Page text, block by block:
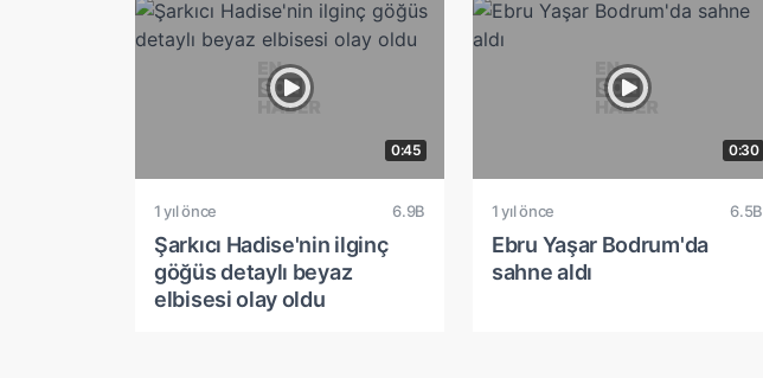
0:45
1 yıl önce 6.9B
Şarkıcı Hadise'nin ilginç
göğüs detaylı beyaz
elbisesi olay oldu
0:30
1 yıl önce 6.5B
Ebru Yaşar Bodrum'da
sahne aldı